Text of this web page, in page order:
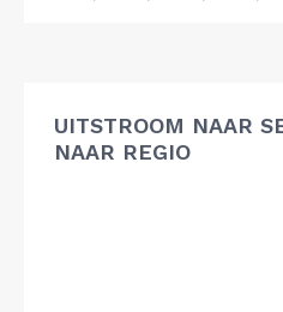
UITSTROOM NAAR
NAAR REGIO